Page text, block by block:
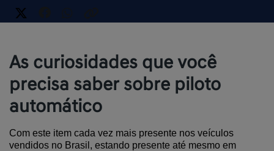
As curiosidades que você
precisa saber sobre piloto
automático
Com este item cada vez mais presente nos veículos
vendidos no Brasil, estando presente até mesmo em